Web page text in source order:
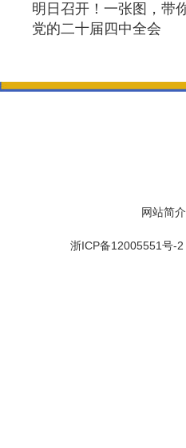
明日召开！一张图，带
党的二十届四中全会
网站简介
浙ICP备12005551号-